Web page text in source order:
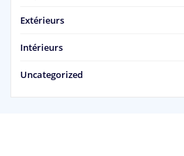
Extérieurs
Intérieurs
Uncategorized